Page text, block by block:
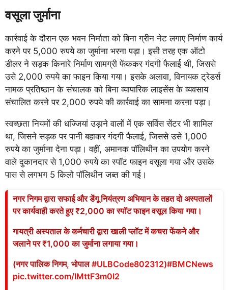
वसूला जुर्माना
कार्रवाई के दौरान एक भवन निर्माता को बिना ग्रीन नेट लगाए निर्माण कार्य
करने पर 5,000 रुपये का जुर्माना भरना पड़ा। इसी तरह एक ऑटो
डीलर ने सड़क किनारे निर्माण सामग्री फेंककर गंदगी फैलाई थी, जिससे
उसे 2,000 रुपये का फाइन किया गया। इसके अलावा, विनायक ट्रेडर्स
नामक प्रतिष्ठान के संचालक को बिना व्यापारिक लाइसेंस के व्यवसाय
संचालित करने पर 2,000 रुपये की कार्रवाई का सामना करना पड़ा।
स्वच्छता नियमों की धज्जियां उड़ाने वालों में एक सर्विस सेंटर भी शामिल
था, जिसने सड़क पर पानी बहाकर गंदगी फैलाई, जिससे उसे 1,000
रुपये का जुर्माना देना पड़ा। वहीं, अमानक पॉलिथीन का उपयोग करने
वाले दुकानदार से 1,000 रुपये का स्पॉट फाइन वसूला गया और उसके
पास से लगभग 5 किलो पॉलिथीन जब्त की गई।
नगर निगम द्वारा सफाई और डेंगू नियंत्रण अभियान के तहत दो अस्पतालों
पर कार्यवाही करते हुए ₹2,000 का स्पॉट फाइन वसूल किया गया।
गायत्री अस्पताल के कर्मचारी द्वारा खाली प्लॉट में कचरा फेंकने और
जलाने पर ₹1,000 का जुर्माना लगाया गया।
(नगर पालिक निगम, भोपाल#ULBCode802312)#BMCNews
pic.twitter.com/lMttF3m0I2